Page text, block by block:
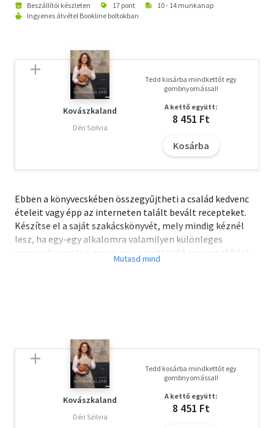
Beszállítói készleten 17 pont
10 - 14 munkanap
Ingyenes átvétel Bookline boltokban
Kovászkaland
Déri Szilvia
Tedd kosárba mindkettőt egy
gombnyomással!
A kettő együtt:
8 451 Ft
Kosárba
Ebben a könyvecskében összegyűjtheti a család kedvenc
ételeit vagy épp az interneten talált bevált recepteket.
Készítse el a saját szakácskönyvét, mely mindig kéznél
lesz, ha egy-egy alkalomra valamilyen különleges
menüvel szeretné meglepni szeretteit! A jegyzetoldalak
Kovászkaland
Déri Szilvia
Tedd kosárba mindkettőt egy
gombnyomással!
A kettő együtt:
8 451 Ft